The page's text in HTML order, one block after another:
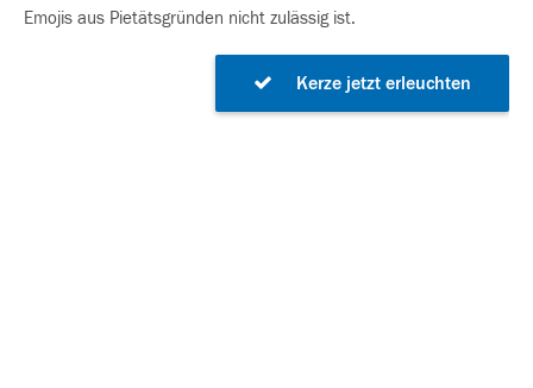
Emojis aus Pietätsgründen nicht zulässig ist.
Kerze jetzt erleuchten